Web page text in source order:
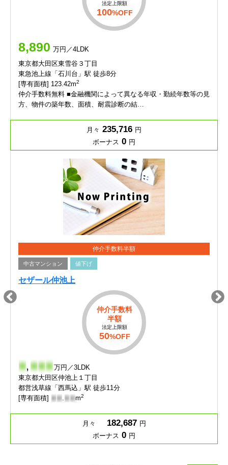
法定上限額
100%OFF
8,890 万円／4LDK
東京都大田区東雪谷３丁目
東急池上線「石川台」駅 徒歩8分
[専有面積] 123.42m2
仲介手数料無料 ■金融機関によって異なる年収・勤続年数等の見
方、物件の築年数、面積、耐震診断の結…
月々 235,716 円
ボーナス 0 円
仲介手数料半額
中古マンション 値下げ
セザール仲池上
仲介手数料
半額
法定上限額
50%OFF
- ,- - - 万円／3LDK
東京都大田区仲池上１丁目
都営浅草線「西馬込」駅 徒歩11分
[専有面積] - - .- - m2
月々 182,687 円
ボーナス 0 円